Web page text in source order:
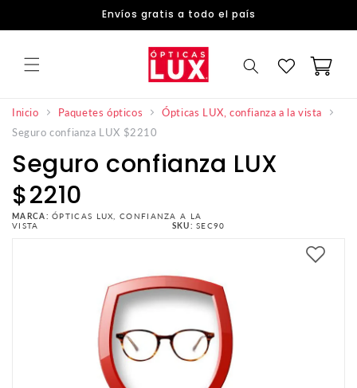
Envíos gratis a todo el país
Carrito
Inicio Paquetes ópticos Ópticas LUX, confianza a la vista
Seguro confianza LUX $2210
Seguro confianza LUX
$2210
MARCA:ÓPTICAS LUX, CONFIANZA A LA
VISTA
SKU:SEC90